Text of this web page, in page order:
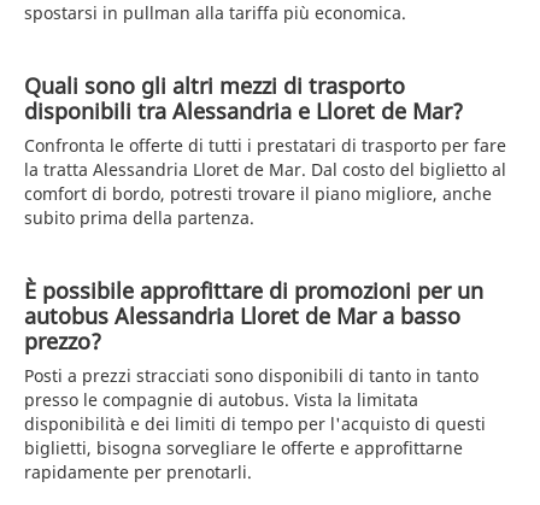
spostarsi in pullman alla tariffa più economica.
Quali sono gli altri mezzi di trasporto
disponibili tra Alessandria e Lloret de Mar?
Confronta le offerte di tutti i prestatari di trasporto per fare
la tratta Alessandria Lloret de Mar. Dal costo del biglietto al
comfort di bordo, potresti trovare il piano migliore, anche
subito prima della partenza.
È possibile approfittare di promozioni per un
autobus Alessandria Lloret de Mar a basso
prezzo?
Posti a prezzi stracciati sono disponibili di tanto in tanto
presso le compagnie di autobus. Vista la limitata
disponibilità e dei limiti di tempo per l'acquisto di questi
biglietti, bisogna sorvegliare le offerte e approfittarne
rapidamente per prenotarli.